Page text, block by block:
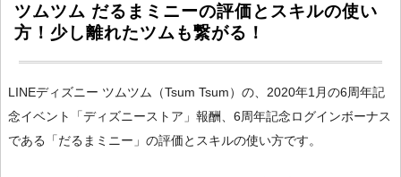
ツムツム だるまミニーの評価とスキルの使い
方！少し離れたツムも繋がる！
LINEディズニー ツムツム（Tsum Tsum）の、2020年1月の6周年記
念イベント「ディズニーストア」報酬、6周年記念ログインボーナス
である「だるまミニー」の評価とスキルの使い方です。